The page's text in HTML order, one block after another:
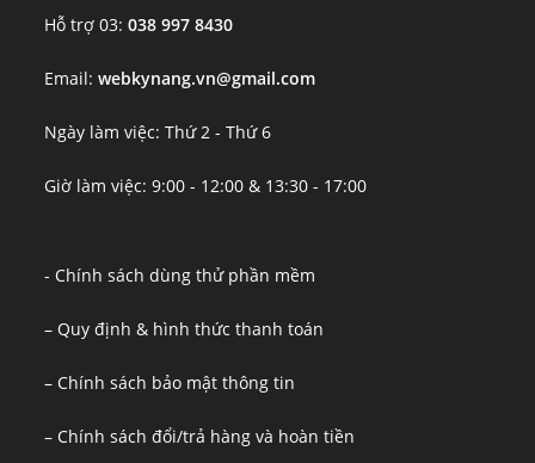
Hỗ trợ 03:038 997 8430
Email:webkynang.vn@gmail.com
Ngày làm việc: Thứ 2 - Thứ 6
Giờ làm việc: 9:00 - 12:00 & 13:30 - 17:00
- Chính sách dùng thử phần mềm
– Quy định & hình thức thanh toán
– Chính sách bảo mật thông tin
– Chính sách đổi/trả hàng và hoàn tiền